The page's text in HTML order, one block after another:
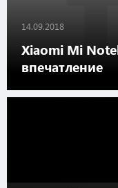
14.09.2018
Xiaomi Mi
впечатление